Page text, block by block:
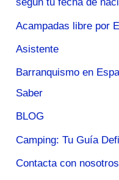
según tu fecha de
Acampadas libre por
Asistente
Barranquismo en
Saber
BLOG
Camping: Tu Guía
Contacta con nosotros